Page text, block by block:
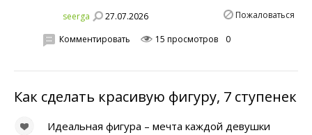
seerga 27.07.2026 Пожаловаться
Комментировать 15 просмотров 0
Как сделать красивую фигуру, 7 ступенек
Идеальная фигура – мечта каждой девушки